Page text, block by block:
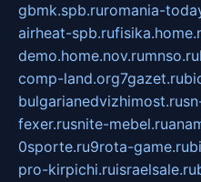
gbmk.spb.ruromania-
airheat-spb.ru
demo.home.nov.rumnso.ru
comp-land.org7gazet.ru
bulgarianedvizhimost.ru
fexer.rusnite-mebel.ru
0sporte.ru9rota-game.ru
pro-kirpichi.ruisraelsale.ru